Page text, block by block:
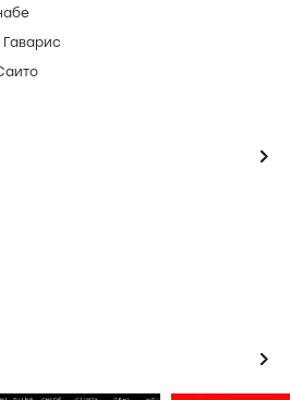
icon
icon